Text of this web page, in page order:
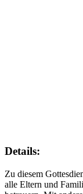
Details:
Zu diesem
alle Eltern und